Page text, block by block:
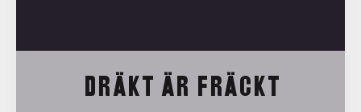
DRÄKT ÄR FRÄCKT